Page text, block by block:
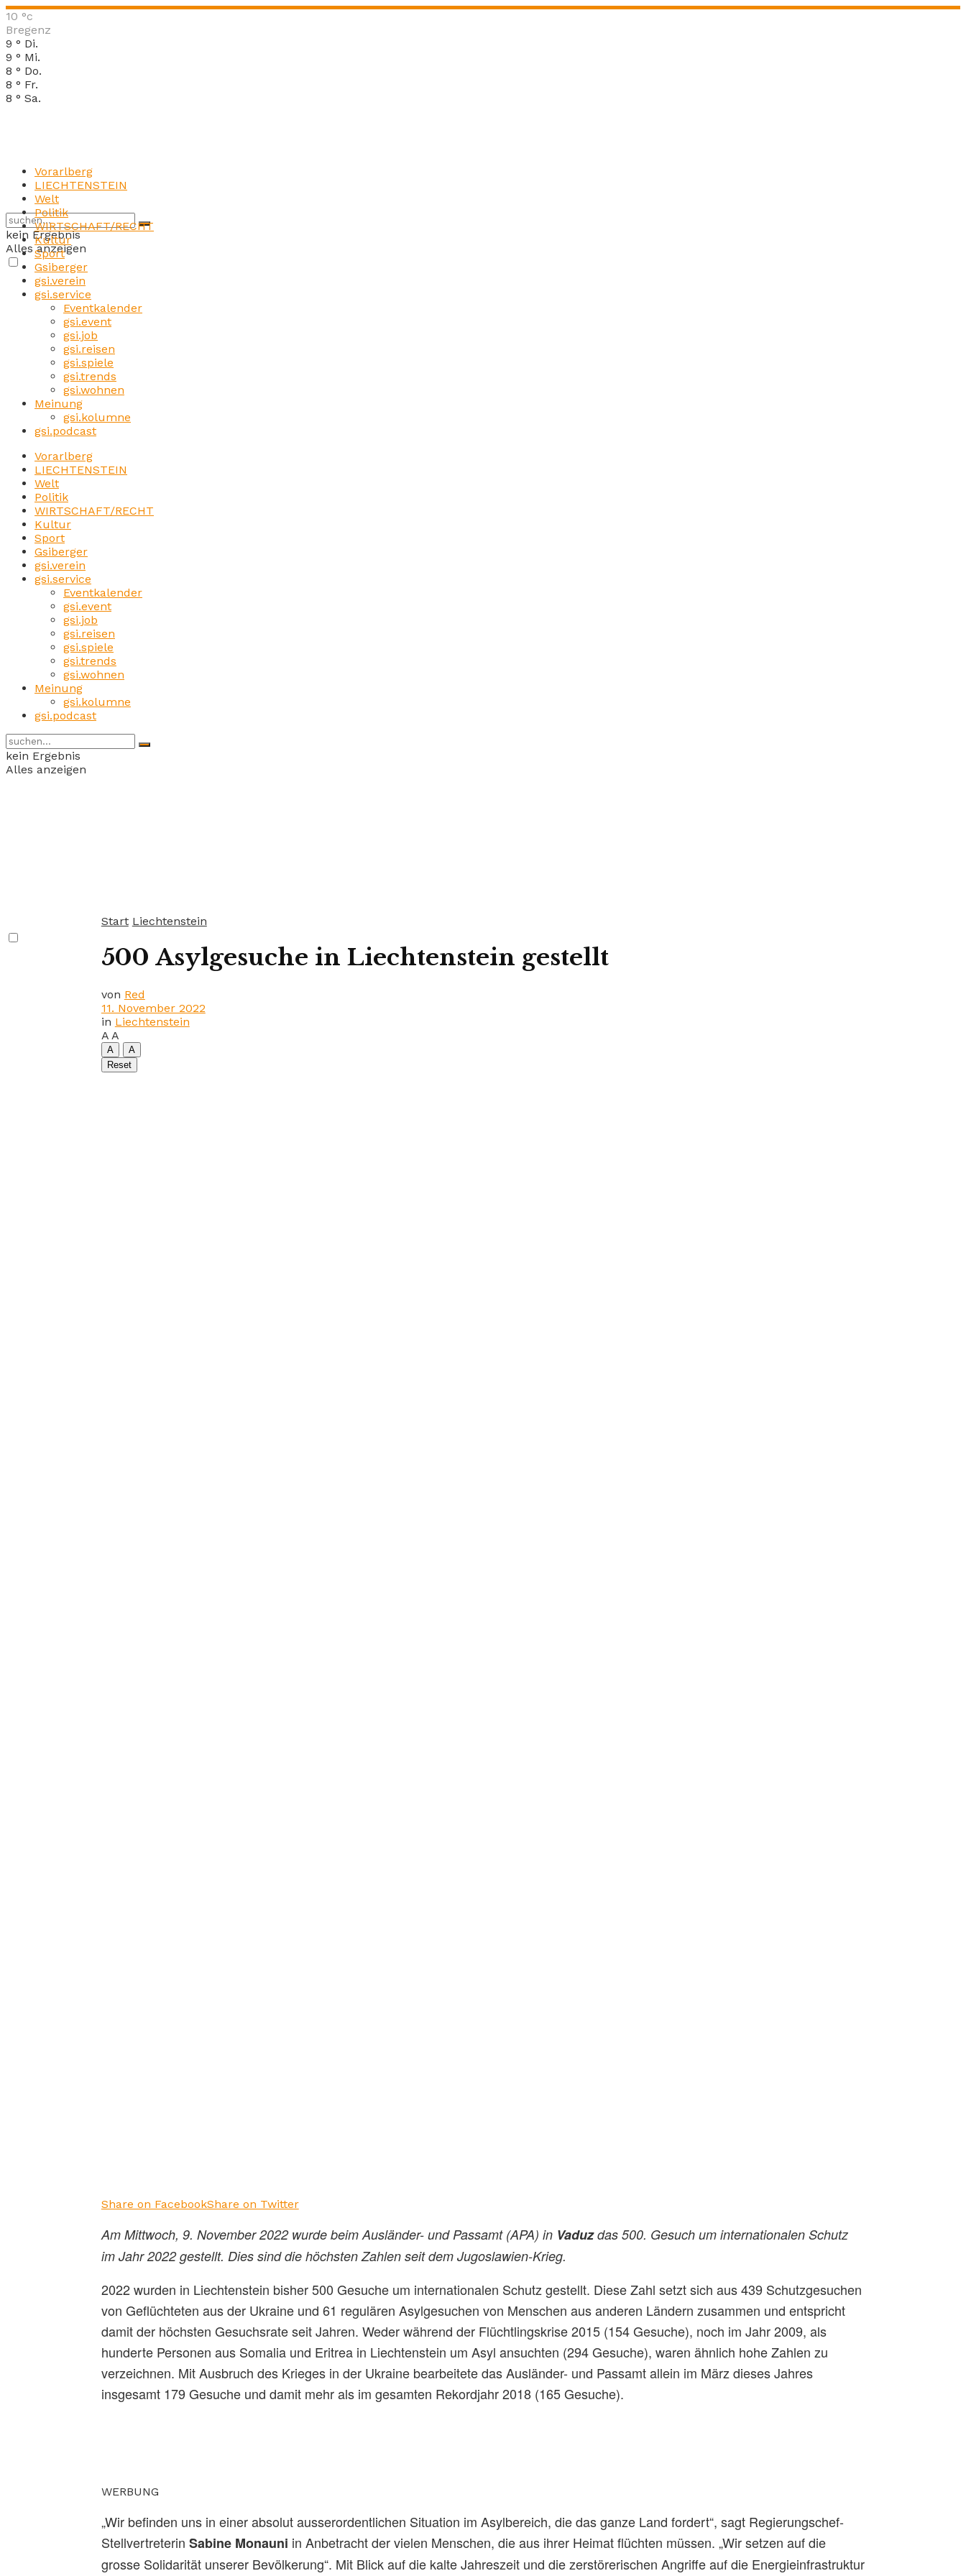
10 °c
Bregenz
9 ° Di.
9 ° Mi.
8 ° Do.
8 ° Fr.
8 ° Sa.
kein Ergebnis
Alles anzeigen
Vorarlberg
LIECHTENSTEIN
Welt
Politik
WIRTSCHAFT/RECHT
Kultur
Sport
Gsiberger
gsi.verein
gsi.service
Eventkalender
gsi.event
gsi.job
gsi.reisen
gsi.spiele
gsi.trends
gsi.wohnen
Meinung
gsi.kolumne
gsi.podcast
Vorarlberg
LIECHTENSTEIN
Welt
Politik
WIRTSCHAFT/RECHT
Kultur
Sport
Gsiberger
gsi.verein
gsi.service
Eventkalender
gsi.event
gsi.job
gsi.reisen
gsi.spiele
gsi.trends
gsi.wohnen
Meinung
gsi.kolumne
gsi.podcast
kein Ergebnis
Alles anzeigen
Start Liechtenstein
500 Asylgesuche in Liechtenstein gestellt
von Red
11. November 2022
in Liechtenstein
A A
A
A
Reset
Share on FacebookShare on Twitter
Am Mittwoch, 9. November 2022 wurde beim Ausländer- und Passamt (APA) in Vaduzdas 500. Gesuch um internationalen Schutz
im Jahr 2022 gestellt. Dies sind die höchsten Zahlen seit dem Jugoslawien-Krieg.
2022 wurden in Liechtenstein bisher 500 Gesuche um internationalen Schutz gestellt. Diese Zahl setzt sich aus 439 Schutzgesuchen
von Geflüchteten aus der Ukraine und 61 regulären Asylgesuchen von Menschen aus anderen Ländern zusammen und entspricht
damit der höchsten Gesuchsrate seit Jahren. Weder während der Flüchtlingskrise 2015 (154 Gesuche), noch im Jahr 2009, als
hunderte Personen aus Somalia und Eritrea in Liechtenstein um Asyl ansuchten (294 Gesuche), waren ähnlich hohe Zahlen zu
verzeichnen. Mit Ausbruch des Krieges in der Ukraine bearbeitete das Ausländer- und Passamt allein im März dieses Jahres
insgesamt 179 Gesuche und damit mehr als im gesamten Rekordjahr 2018 (165 Gesuche).
WERBUNG
„Wir befinden uns in einer absolut ausserordentlichen Situation im Asylbereich, die das ganze Land fordert“, sagt Regierungschef-
Stellvertreterin Sabine Monauni in Anbetracht der vielen Menschen, die aus ihrer Heimat flüchten müssen. „Wir setzen auf die
grosse Solidarität unserer Bevölkerung“. Mit Blick auf die kalte Jahreszeit und die zerstörerischen Angriffe auf die Energieinfrastruktur